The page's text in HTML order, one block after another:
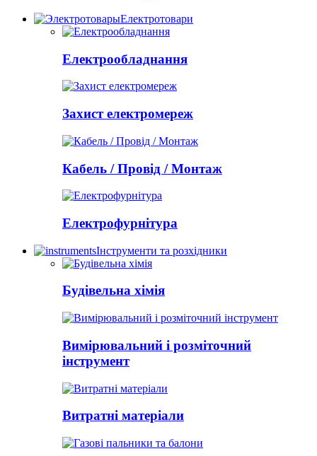
Електротовари
Електрообладнання
Захист електромереж
Кабель / Провід / Монтаж
Електрофурнітура
Інструменти та розхідники
Будівельна хімія
Вимірювальний і розміточний
інструмент
Витратні матеріали